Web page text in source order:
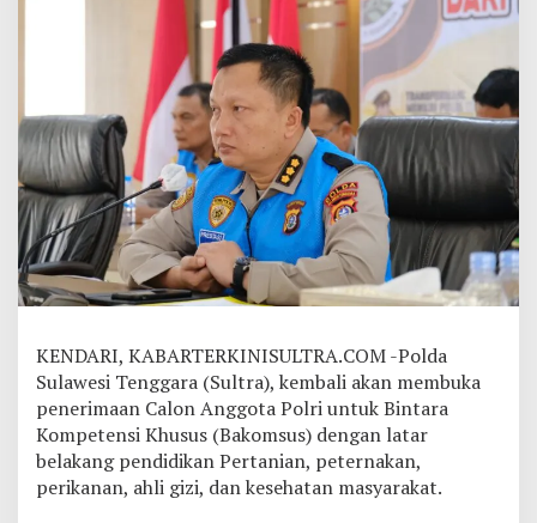
e
t
a
h
a
n
a
n
P
a
n
g
n
N
a
s
i
o
a
KENDARI, KABARTERKINISULTRA.COM -Polda
Sulawesi Tenggara (Sultra), kembali akan membuka
penerimaan Calon Anggota Polri untuk Bintara
Kompetensi Khusus (Bakomsus) dengan latar
belakang pendidikan Pertanian, peternakan,
perikanan, ahli gizi, dan kesehatan masyarakat.